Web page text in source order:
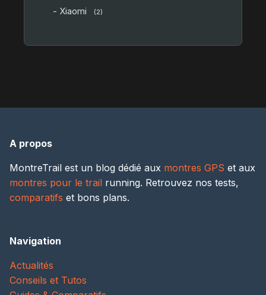
- Xiaomi (2)
A propos
MontreTrail est un blog dédié aux montres GPS et aux
montres pour le trail running. Retrouvez nos tests,
comparatifs et bons plans.
Navigation
Actualités
Conseils et Tutos